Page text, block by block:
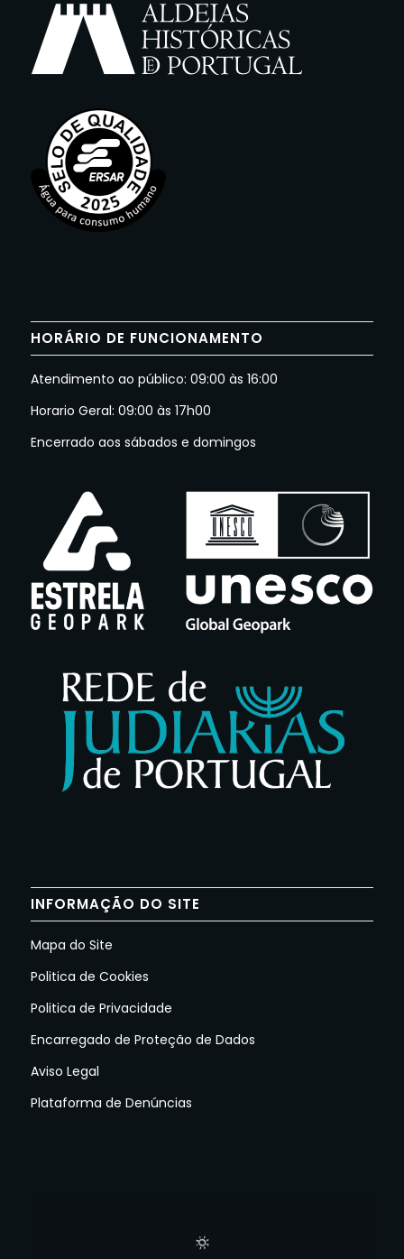
HORÁRIO DE FUNCIONAMENTO
Atendimento ao público: 09:00 às 16:00
Horario Geral: 09:00 às 17h00
Encerrado aos sábados e domingos
INFORMAÇÃO DO SITE
Mapa do Site
Politica de Cookies
Politica de Privacidade
Encarregado de Proteção de Dados
Aviso Legal
Plataforma de Denúncias